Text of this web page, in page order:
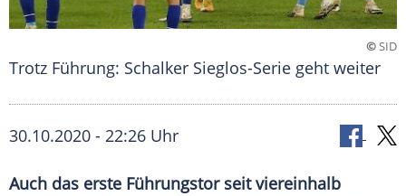
©SID
Trotz Führung: Schalker Sieglos-Serie geht weiter
30.10.2020 - 22:26 Uhr
Auch das erste Führungstor seit viereinhalb